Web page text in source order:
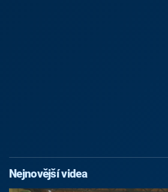
Nejnovější videa